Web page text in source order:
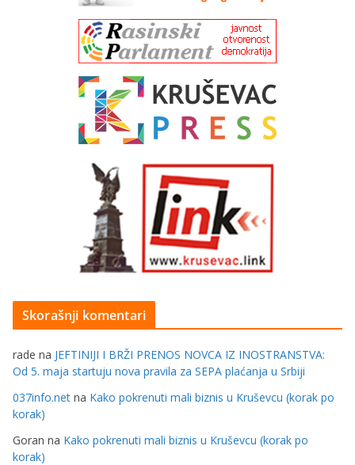
Skorašnji komentari
rade na JEFTINIJI I BRŽI PRENOS NOVCA IZ INOSTRANSTVA:
Od 5. maja startuju nova pravila za SEPA plaćanja u Srbiji
037info.net na Kako pokrenuti mali biznis u Kruševcu (korak po
korak)
Goran na Kako pokrenuti mali biznis u Kruševcu (korak po
korak)